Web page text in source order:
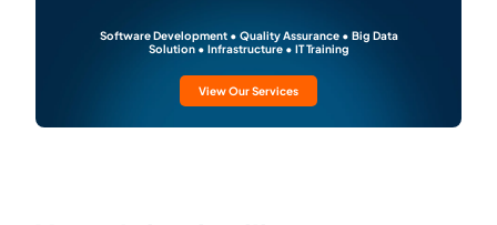
Software Development • Quality Assurance • Big Data
Solution • Infrastructure • IT Training
View Our Services